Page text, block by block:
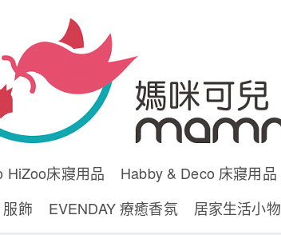
HiZoo床寢用品 Habby & Deco 床寢用品
飾
EVENDAY 療癒香氛 居家生活小物